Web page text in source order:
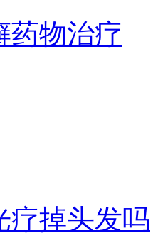
药物治疗
疗掉头发吗